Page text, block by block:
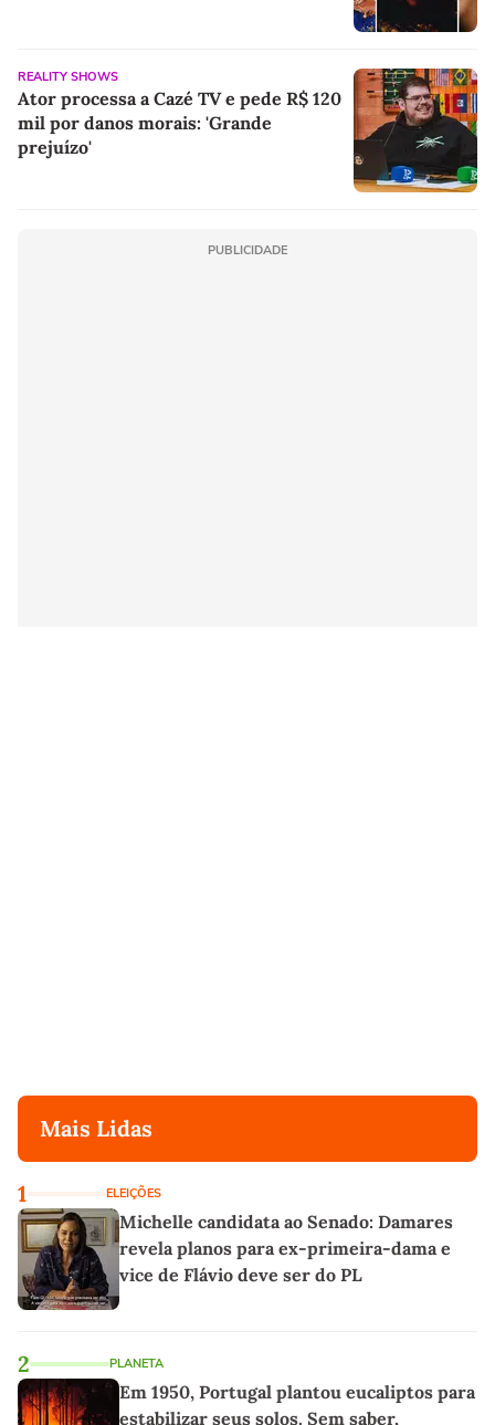
REALITY SHOWS
Ator processa a Cazé TV e pede R$ 120
mil por danos morais: 'Grande
prejuízo'
PUBLICIDADE
Mais Lidas
1 ELEIÇÕES
Michelle candidata ao Senado: Damares
revela planos para ex-primeira-dama e
vice de Flávio deve ser do PL
2 PLANETA
Em 1950, Portugal plantou eucaliptos para
estabilizar seus solos. Sem saber,